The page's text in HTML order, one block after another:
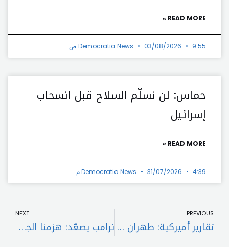
READ MORE »
Democratia News 03/08/2026 9:55 ص
حماس: لن نسلّم السلاح قبل انسحاب
إسرائيل
READ MORE »
Democratia News 31/07/2026 4:39 م
PREVIOUS
تقارير أميركية: طهران نقلت طائرات إلى باكستان وأفغانستان وسط تصاعد التوترات الإقليمية
NEXT
ترامب يصعّد: هزمنا الجيش الإيراني ونملك سيطرة كاملة على الوضع